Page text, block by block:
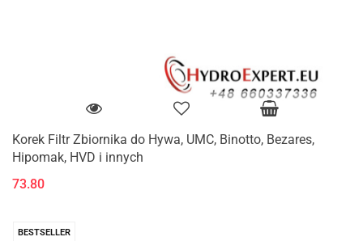
Korek Filtr Zbiornika do Hywa, UMC, Binotto, Bezares,
Hipomak, HVD i innych
73.80
BESTSELLER